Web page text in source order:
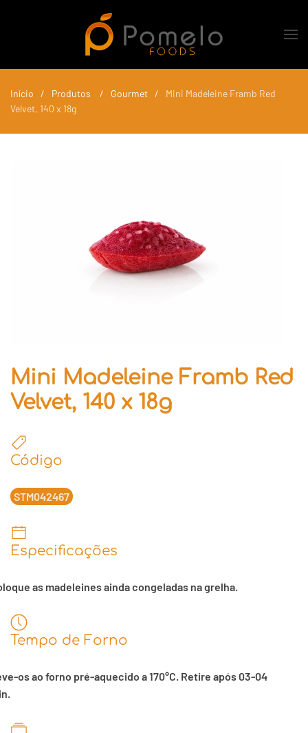
Skip to main content
Início Produtos Gourmet
Mini Madeleine Framb Red
Velvet, 140 x 18g
Mini Madeleine Framb Red
Velvet, 140 x 18g
Código
STM042467
Especificações
as madeleines ainda congeladas na grelha.
Tempo de Forno
os ao forno pré-aquecido a 170°C. Retire após 03-04